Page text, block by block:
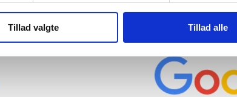
Tillad valgte Tillad alle
Det